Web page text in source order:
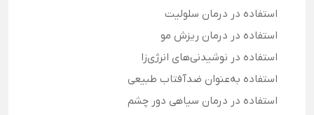
استفاده در درمان سلولیت
استفاده در درمان ریزش مو
استفاده در نوشیدنی‌های انرژی‌زا
استفاده به‌عنوان ضدآفتاب طبیعی
استفاده در درمان سیاهی دور چشم